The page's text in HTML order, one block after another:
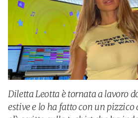
Diletta Leotta è tornata a lavoro
estive e lo ha fatto con un pizzico